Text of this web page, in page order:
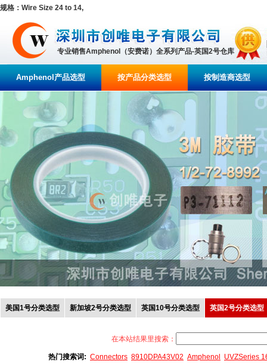
规格：Wire Size 24 to 14,
专业销售Amphenol（安费诺）全系列产品-英国2号仓库
Amphenol产品选型 按产品分类选型 按制造商选型
美国1号分类选型 新加坡2号分类选型 英国10号分类选型 英国2号分类选型
在本站结果里搜索：
热门搜索词: Connectors 8910DPA43V02 Amphenol UVZSeries